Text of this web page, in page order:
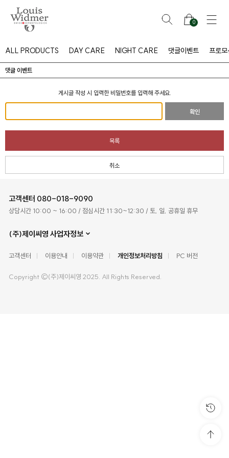
#아이
0
ALL PRODUCTS DAY CARE NIGHT CARE 댓글이벤트 프로모
댓글 이벤트
게시글 작성 시 입력한 비밀번호를 입력해 주세요.
확인
목록
취소
고객센터 080-018-9090
상담시간 10:00 ~ 16:00 / 점심시간 11:30~12:30 / 토, 일, 공휴일 휴무
(주)제이씨영 사업자정보
고객센터 이용안내 이용약관 개인정보처리방침 PC 버전
Copyright ©(주)제이씨영 2025. All Rights Reserved.